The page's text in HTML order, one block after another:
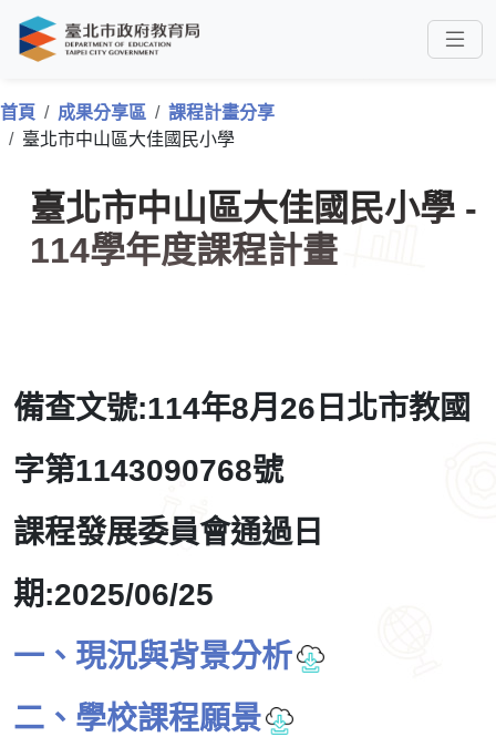
首頁 成果分享區
課程計畫分享
臺北市中山區大佳國民小學
臺北市中山區大佳國民小學 -
114學年度課程計畫
備查文號:114年8月26日北市教國
字第1143090768號
課程發展委員會通過日
期:2025/06/25
一、現況與背景分析
二、學校課程願景